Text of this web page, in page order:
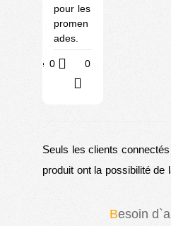
pour les
promen
ades.
Utile 0 0
Seuls les clients
produit ont la possibilité de
Besoin